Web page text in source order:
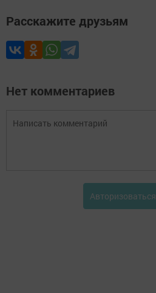
Расскажите друзьям
Нет комментариев
Авторизоваться